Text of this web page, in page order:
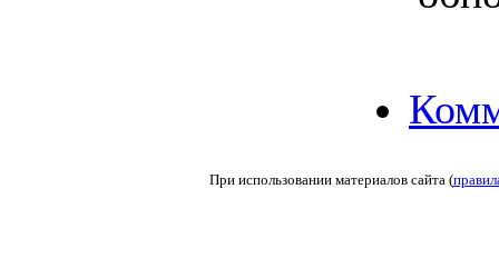
При использовании материалов сайта (